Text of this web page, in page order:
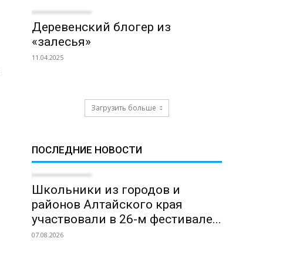
Деревенский блогер из
«залесья»
11.04.2025
Загрузить больше
ПОСЛЕДНИЕ НОВОСТИ
Школьники из городов и
районов Алтайского края
участвовали в 26-м фестивале...
07.08.2026